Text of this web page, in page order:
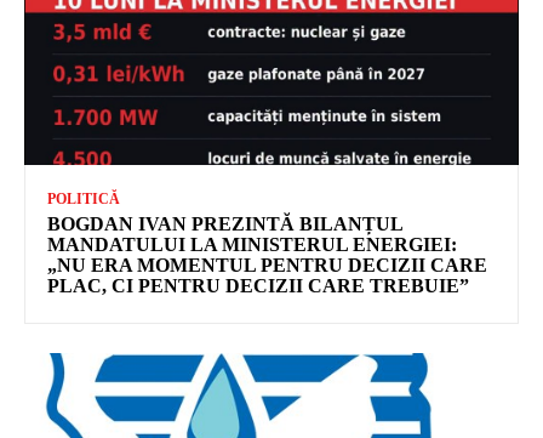
POLITICĂ
BOGDAN IVAN PREZINTĂ BILANȚUL
MANDATULUI LA MINISTERUL ENERGIEI:
„NU ERA MOMENTUL PENTRU DECIZII CARE
PLAC, CI PENTRU DECIZII CARE TREBUIE”